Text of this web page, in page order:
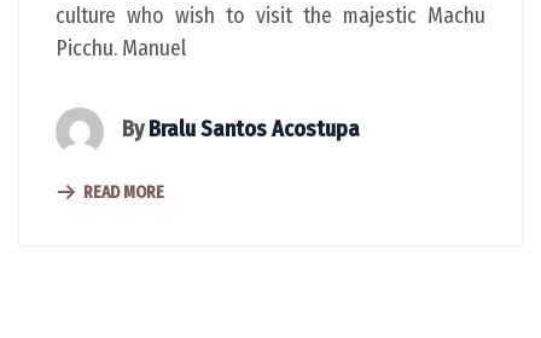
culture who wish to visit the majestic Machu
Picchu. Manuel
ByBralu Santos Acostupa
READ MORE